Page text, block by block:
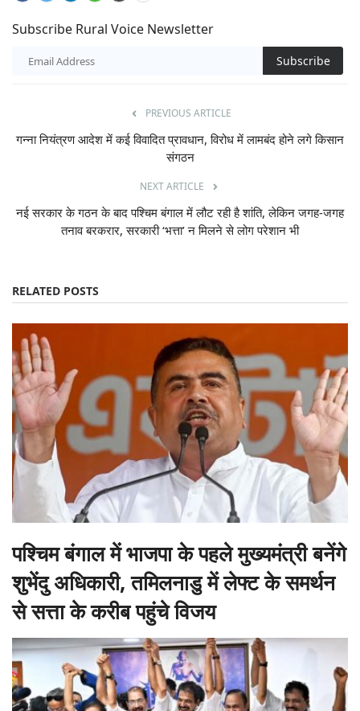
Subscribe Rural Voice Newsletter
Subscribe
PREVIOUS ARTICLE
गन्ना नियंत्रण आदेश में कई विवादित प्रावधान, विरोध में लामबंद होने लगे किसान
संगठन
NEXT ARTICLE
नई सरकार के गठन के बाद पश्चिम बंगाल में लौट रही है शांति, लेकिन जगह-जगह
तनाव बरकरार, सरकारी ‘भत्ता’ न मिलने से लोग परेशान भी
RELATED POSTS
पश्चिम बंगाल में भाजपा के पहले मुख्यमंत्री बनेंगे
शुभेंदु अधिकारी, तमिलनाडु में लेफ्ट के समर्थन
से सत्ता के करीब पहुंचे विजय